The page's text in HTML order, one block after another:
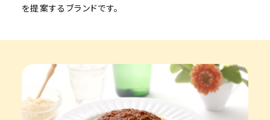
を提案するブランドです。